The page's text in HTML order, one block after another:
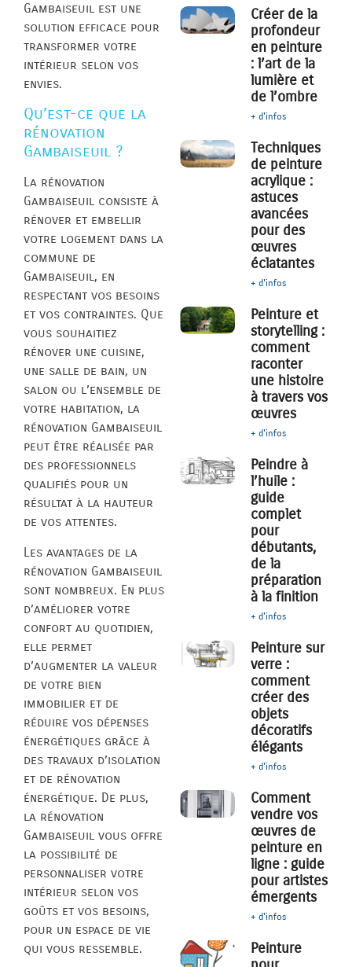
Gambaiseuil est une
solution efficace pour
transformer votre
intérieur selon vos
envies.
Qu’est-ce que la
rénovation
Gambaiseuil ?
La rénovation
Gambaiseuil consiste à
rénover et embellir
votre logement dans la
commune de
Gambaiseuil, en
respectant vos besoins
et vos contraintes. Que
vous souhaitiez
rénover une cuisine,
une salle de bain, un
salon ou l’ensemble de
votre habitation, la
rénovation Gambaiseuil
peut être réalisée par
des professionnels
qualifiés pour un
résultat à la hauteur
de vos attentes.
Les avantages de la
rénovation Gambaiseuil
sont nombreux. En plus
d’améliorer votre
confort au quotidien,
elle permet
d’augmenter la valeur
de votre bien
immobilier et de
réduire vos dépenses
énergétiques grâce à
des travaux d’isolation
et de rénovation
énergétique. De plus,
la rénovation
Gambaiseuil vous offre
la possibilité de
personnaliser votre
intérieur selon vos
goûts et vos besoins,
pour un espace de vie
qui vous ressemble.
Créer de la
profondeur
en peinture
: l’art de la
lumière et
de l’ombre
+ d'infos
Techniques
de peinture
acrylique :
astuces
avancées
pour des
œuvres
éclatantes
+ d'infos
Peinture et
storytelling :
comment
raconter
une histoire
à travers vos
œuvres
+ d'infos
Peindre à
l’huile :
guide
complet
pour
débutants,
de la
préparation
à la finition
+ d'infos
Peinture sur
verre :
comment
créer des
objets
décoratifs
élégants
+ d'infos
Comment
vendre vos
œuvres de
peinture en
ligne : guide
pour artistes
émergents
+ d'infos
Peinture